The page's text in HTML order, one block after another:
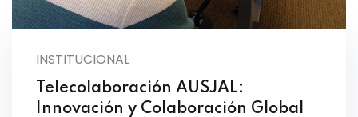
INSTITUCIONAL
Telecolaboración AUSJAL:
Innovación y Colaboración Global